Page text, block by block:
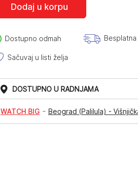
Dodaj u korpu
Dostupno odmah
Sačuvaj u listi želja
DOSTUPNO U RADNJAMA
WATCH BIG - Beograd (Palilula) -